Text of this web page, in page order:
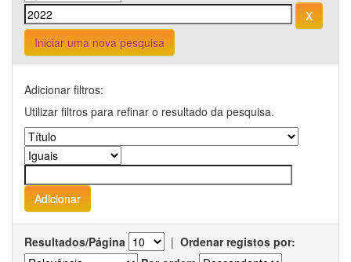
Iniciar uma nova pesquisa
Adicionar filtros:
Utilizar filtros para refinar o resultado da pesquisa.
Resultados/Página | Ordenar registos por: